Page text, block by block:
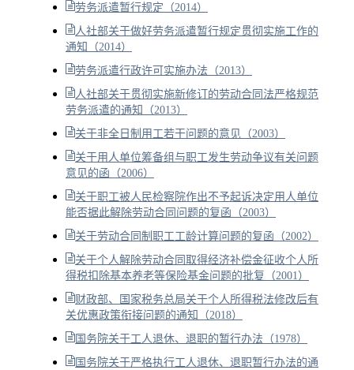
劳务派遣暂行规定（2014）
人社部关于做好劳务派遣暂行规定贯彻实施工作的
通知（2014）
劳务派遣行政许可实施办法（2013）
人社部关于贯彻实施新修订的劳动合同法严格规范
劳务派遣的通知（2013）
关于非全日制用工若干问题的意见（2003）
关于用人单位筹备组与职工发生劳动争议有关问题
意见的函（2006）
关于职工被人民检察院作出不予起诉决定用人单位
能否据此解除劳动合同问题的复函（2003）
关于劳动合同制职工工龄计算问题的复函（2002）
关于个人解除劳动合同取得经济补偿金征收个人所
得税扣除基本养老等保险基金问题的批复（2001）
财政部、国家税务总局关于个人所得税法修改后有
关优惠政策衔接问题的通知（2018）
国务院关于工人退休、退职的暂行办法（1978）
国务院关于严格执行工人退休、退职暂行办法的通